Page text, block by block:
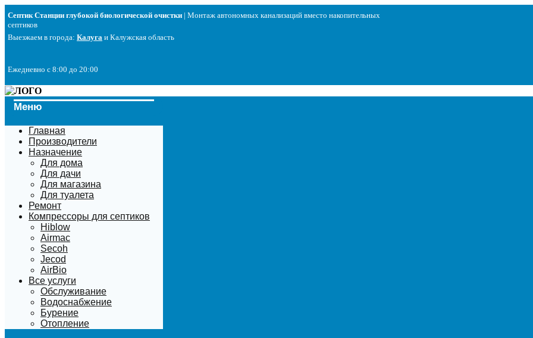
к
содержимому
Септик Станции глубокой биологической очистки | Монтаж автономных канализаций вместо накопительных
септиков
Выезжаем в города: Калуга и Калужская область
Ежедневно с 8:00 до 20:00
Меню
Главная
Производители
Назначение
Для дома
Для дачи
Для магазина
Для туалета
Ремонт
Компрессоры для септиков
Hiblow
Airmac
Secoh
Jecod
AirBio
Все услуги
Обслуживание
Водоснабжение
Бурение
Отопление